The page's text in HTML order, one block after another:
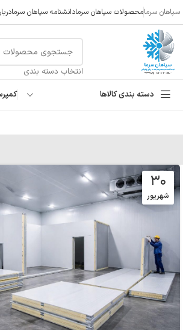
سپاهان سرمامحصولات سپاهان سرمادانشنامه سپاهان سرما
انتخاب دسته بندی
دسته بندی کالاها
۳۰
شهریور